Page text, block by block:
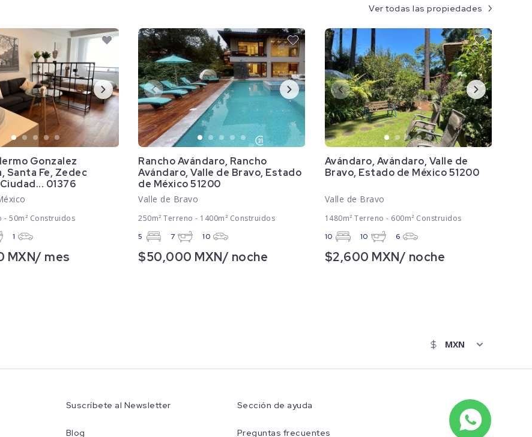
Gonzalez
Santa Fe, Zedec
01376
- 50m² Construidos
1
MXN/ mes
Rancho Avándaro, Rancho
Avándaro, Valle de Bravo, Estado
de México 51200
Valle de Bravo
250m² Terreno - 1400m² Construidos
5 7 10
$50,000 MXN/ noche
Avándaro, Avándaro, Valle de
Bravo, Estado de México 51200
Valle de Bravo
1480m² Terreno - 600m² Construidos
10 10 6
$2,600 MXN/ noche
Ver todas las propiedades
Suscríbete al Newsletter
Blog
Sección de ayuda
Preguntas frecuentes